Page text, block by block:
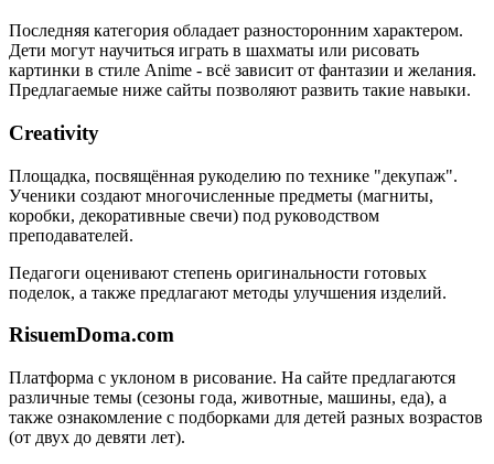
Последняя категория обладает разносторонним характером.
Дети могут научиться играть в шахматы или рисовать
картинки в стиле Anime - всё зависит от фантазии и желания.
Предлагаемые ниже сайты позволяют развить такие навыки.
Creativity
Площадка, посвящённая рукоделию по технике "декупаж".
Ученики создают многочисленные предметы (магниты,
коробки, декоративные свечи) под руководством
преподавателей.
Педагоги оценивают степень оригинальности готовых
поделок, а также предлагают методы улучшения изделий.
RisuemDoma.com
Платформа с уклоном в рисование. На сайте предлагаются
различные темы (сезоны года, животные, машины, еда), а
также ознакомление с подборками для детей разных возрастов
(от двух до девяти лет).